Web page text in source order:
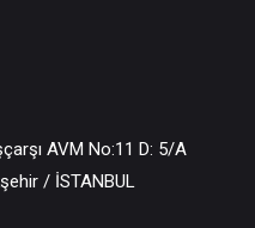
AVM No:11 D: 5/A
/ İSTANBUL